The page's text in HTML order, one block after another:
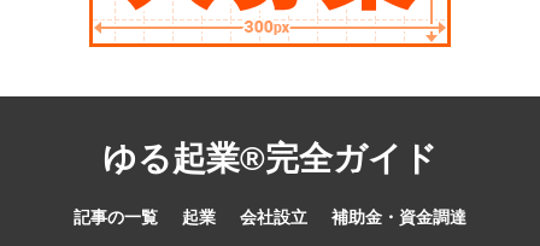
ゆる起業®完全ガイド
記事の一覧 起業 会社設立 補助金・資金調達